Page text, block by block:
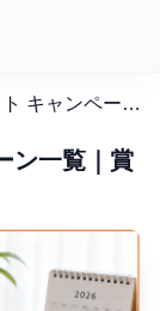
【2026年最新】ホクト キャンペーン一覧｜賞品・締切・応募方法
ン一覧｜賞